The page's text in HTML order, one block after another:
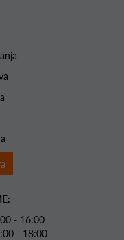
- 16:00
18:00